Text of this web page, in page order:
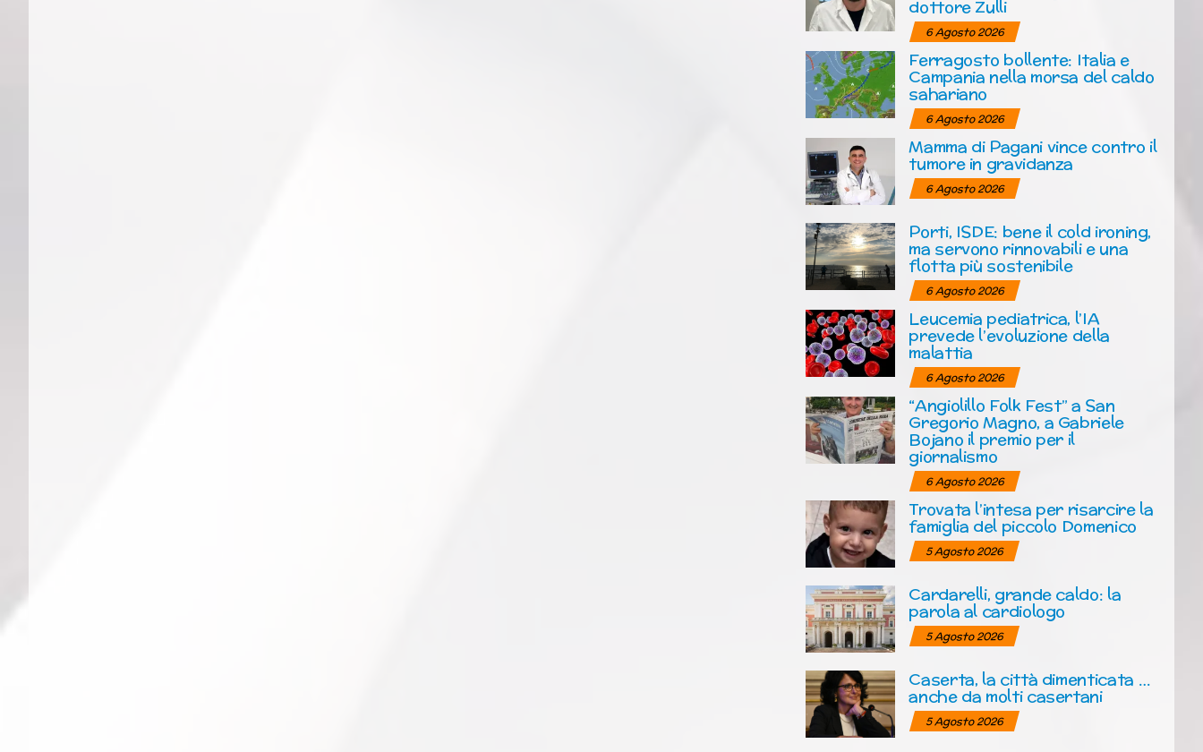
dottore Zulli
6 Agosto 2026
Ferragosto bollente: Italia e
Campania nella morsa del caldo
sahariano
6 Agosto 2026
Mamma di Pagani vince contro il
tumore in gravidanza
6 Agosto 2026
Porti, ISDE: bene il cold ironing,
ma servono rinnovabili e una
flotta più sostenibile
6 Agosto 2026
Leucemia pediatrica, l’IA
prevede l’evoluzione della
malattia
6 Agosto 2026
“Angiolillo Folk Fest” a San
Gregorio Magno, a Gabriele
Bojano il premio per il
giornalismo
6 Agosto 2026
Trovata l’intesa per risarcire la
famiglia del piccolo Domenico
5 Agosto 2026
Cardarelli, grande caldo: la
parola al cardiologo
5 Agosto 2026
Caserta, la città dimenticata …
anche da molti casertani
5 Agosto 2026